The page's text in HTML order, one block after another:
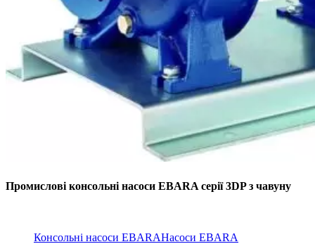
Промислові консольні насоси EBARA серії 3DP з чавуну
Консольні насоси EBARAНасоси EBARA